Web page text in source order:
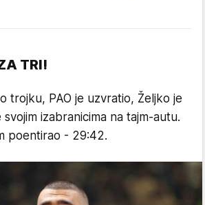
TRI!
trojku, PAO je uzvratio, Željko je
izabranicima na tajm-autu.
poentirao - 29:42.